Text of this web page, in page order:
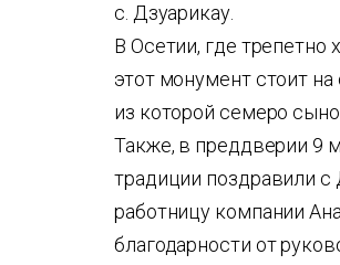
с. Дзуарикау.
В Осетии, где трепетно
этот монумент стоит
из которой семеро
Также, в преддверии 9
традиции поздравили
работницу компании
благодарности от